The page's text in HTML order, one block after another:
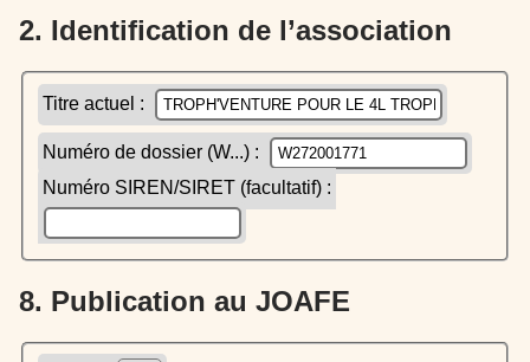
2. Identification de l’association
Titre actuel :
Numéro de dossier (W...) :
Numéro SIREN/SIRET (facultatif) :
8. Publication au JOAFE